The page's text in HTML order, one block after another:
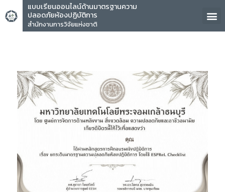
แบบเรียนออนไลน์ด้านมาตรฐานความ
ปลอดภัยห้องปฏิบัติการ
สำนักงานการวิจัยแห่งชาติ
คุณ